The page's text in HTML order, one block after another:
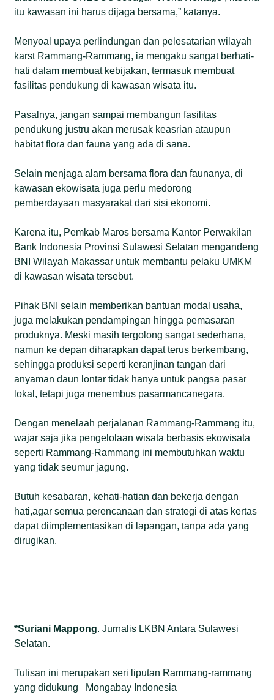
itu kawasan ini harus dijaga bersama,” katanya.
Menyoal upaya perlindungan dan pelesatarian wilayah
karst Rammang-Rammang, ia mengaku sangat berhati-
hati dalam membuat kebijakan, termasuk membuat
fasilitas pendukung di kawasan wisata itu.
Pasalnya, jangan sampai membangun fasilitas
pendukung justru akan merusak keasrian ataupun
habitat flora dan fauna yang ada di sana.
Selain menjaga alam bersama flora dan faunanya, di
kawasan ekowisata juga perlu medorong
pemberdayaan masyarakat dari sisi ekonomi.
Karena itu, Pemkab Maros bersama Kantor Perwakilan
Bank Indonesia Provinsi Sulawesi Selatan mengandeng
BNI Wilayah Makassar untuk membantu pelaku UMKM
di kawasan wisata tersebut.
Pihak BNI selain memberikan bantuan modal usaha,
juga melakukan pendampingan hingga pemasaran
produknya. Meski masih tergolong sangat sederhana,
namun ke depan diharapkan dapat terus berkembang,
sehingga produksi seperti keranjinan tangan dari
anyaman daun lontar tidak hanya untuk pangsa pasar
lokal, tetapi juga menembus pasarmancanegara.
Dengan menelaah perjalanan Rammang-Rammang itu,
wajar saja jika pengelolaan wisata berbasis ekowisata
seperti Rammang-Rammang ini membutuhkan waktu
yang tidak seumur jagung.
Butuh kesabaran, kehati-hatian dan bekerja dengan
hati,agar semua perencanaan dan strategi di atas kertas
dapat diimplementasikan di lapangan, tanpa ada yang
dirugikan.
*Suriani Mappong. Jurnalis LKBN Antara Sulawesi
Selatan.
Tulisan ini merupakan seri liputan Rammang-rammang
yang didukung Mongabay Indonesia